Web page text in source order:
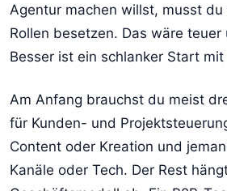
Agentur machen willst, musst
Rollen besetzen. Das wäre teuer
Besser ist ein schlanker Start
Am Anfang brauchst du meist
für Kunden- und
Content oder Kreation und
Kanäle oder Tech. Der Rest